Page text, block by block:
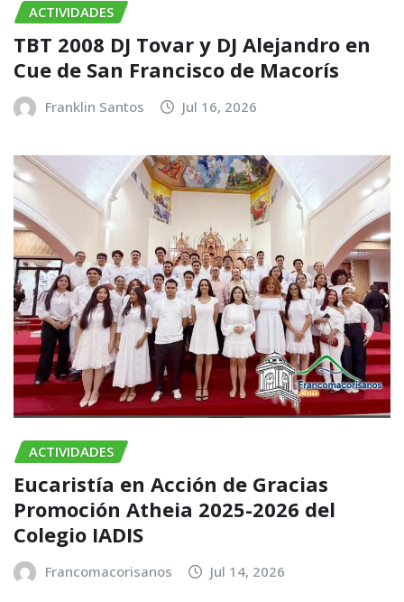
ACTIVIDADES
TBT 2008 DJ Tovar y DJ Alejandro en
Cue de San Francisco de Macorís
Franklin Santos Jul 16, 2026
ACTIVIDADES
Eucaristía en Acción de Gracias
Promoción Atheia 2025-2026 del
Colegio IADIS
Francomacorisanos Jul 14, 2026